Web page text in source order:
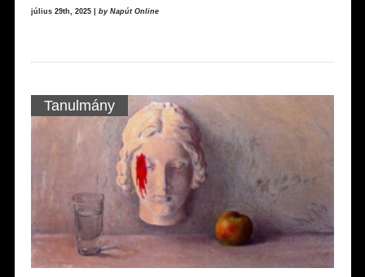
július 29th, 2025 | by Napút Online
Tanulmány